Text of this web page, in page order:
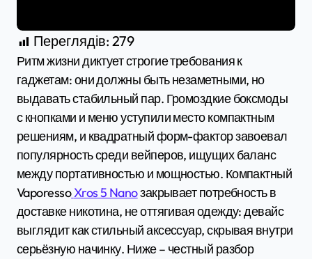
Переглядів: 279
Ритм жизни диктует строгие требования к
гаджетам: они должны быть незаметными, но
выдавать стабильный пар. Громоздкие боксмоды
с кнопками и меню уступили место компактным
решениям, и квадратный форм-фактор завоевал
популярность среди вейперов, ищущих баланс
между портативностью и мощностью. Компактный
VaporessoXros 5 Nanoзакрывает потребность в
доставке никотина, не оттягивая одежду: девайс
выглядит как стильный аксессуар, скрывая внутри
серьёзную начинку. Ниже – честный разбор